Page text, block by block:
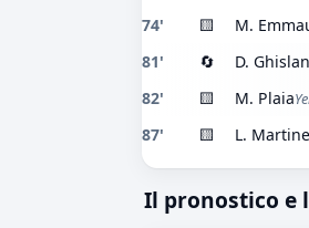
74' 🟨 M.
81' 🔄 D.
82' 🟨 M. Plaia
87' 🟨 L.
Il pronostico e